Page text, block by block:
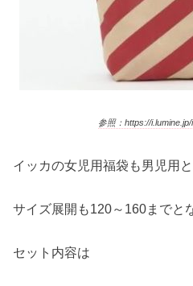
参照：https://
イッカの女児用福袋も男児用
サイズ展開も120～160までと
セット内容は